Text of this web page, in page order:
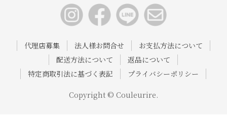
お支払方法について
配送方法について
返品について
特定商取引法に基づく表記
プライバシーポリシー
法人様お問合せ
代理店募集
Copyright © Couleurire.